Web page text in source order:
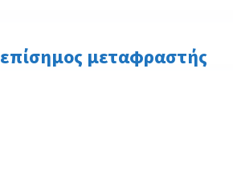
μεταφραστής